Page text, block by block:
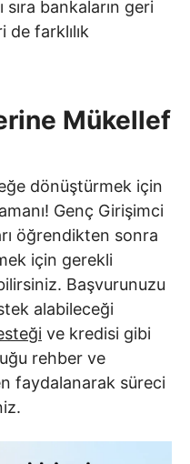
sıra bankaların geri
farklılık
Mükellef
dönüştürmek için
Genç Girişimci
öğrendikten sonra
için gerekli
Başvurunuzu
alabileceği
ve kredisi gibi
rehber ve
faydalanarak süreci